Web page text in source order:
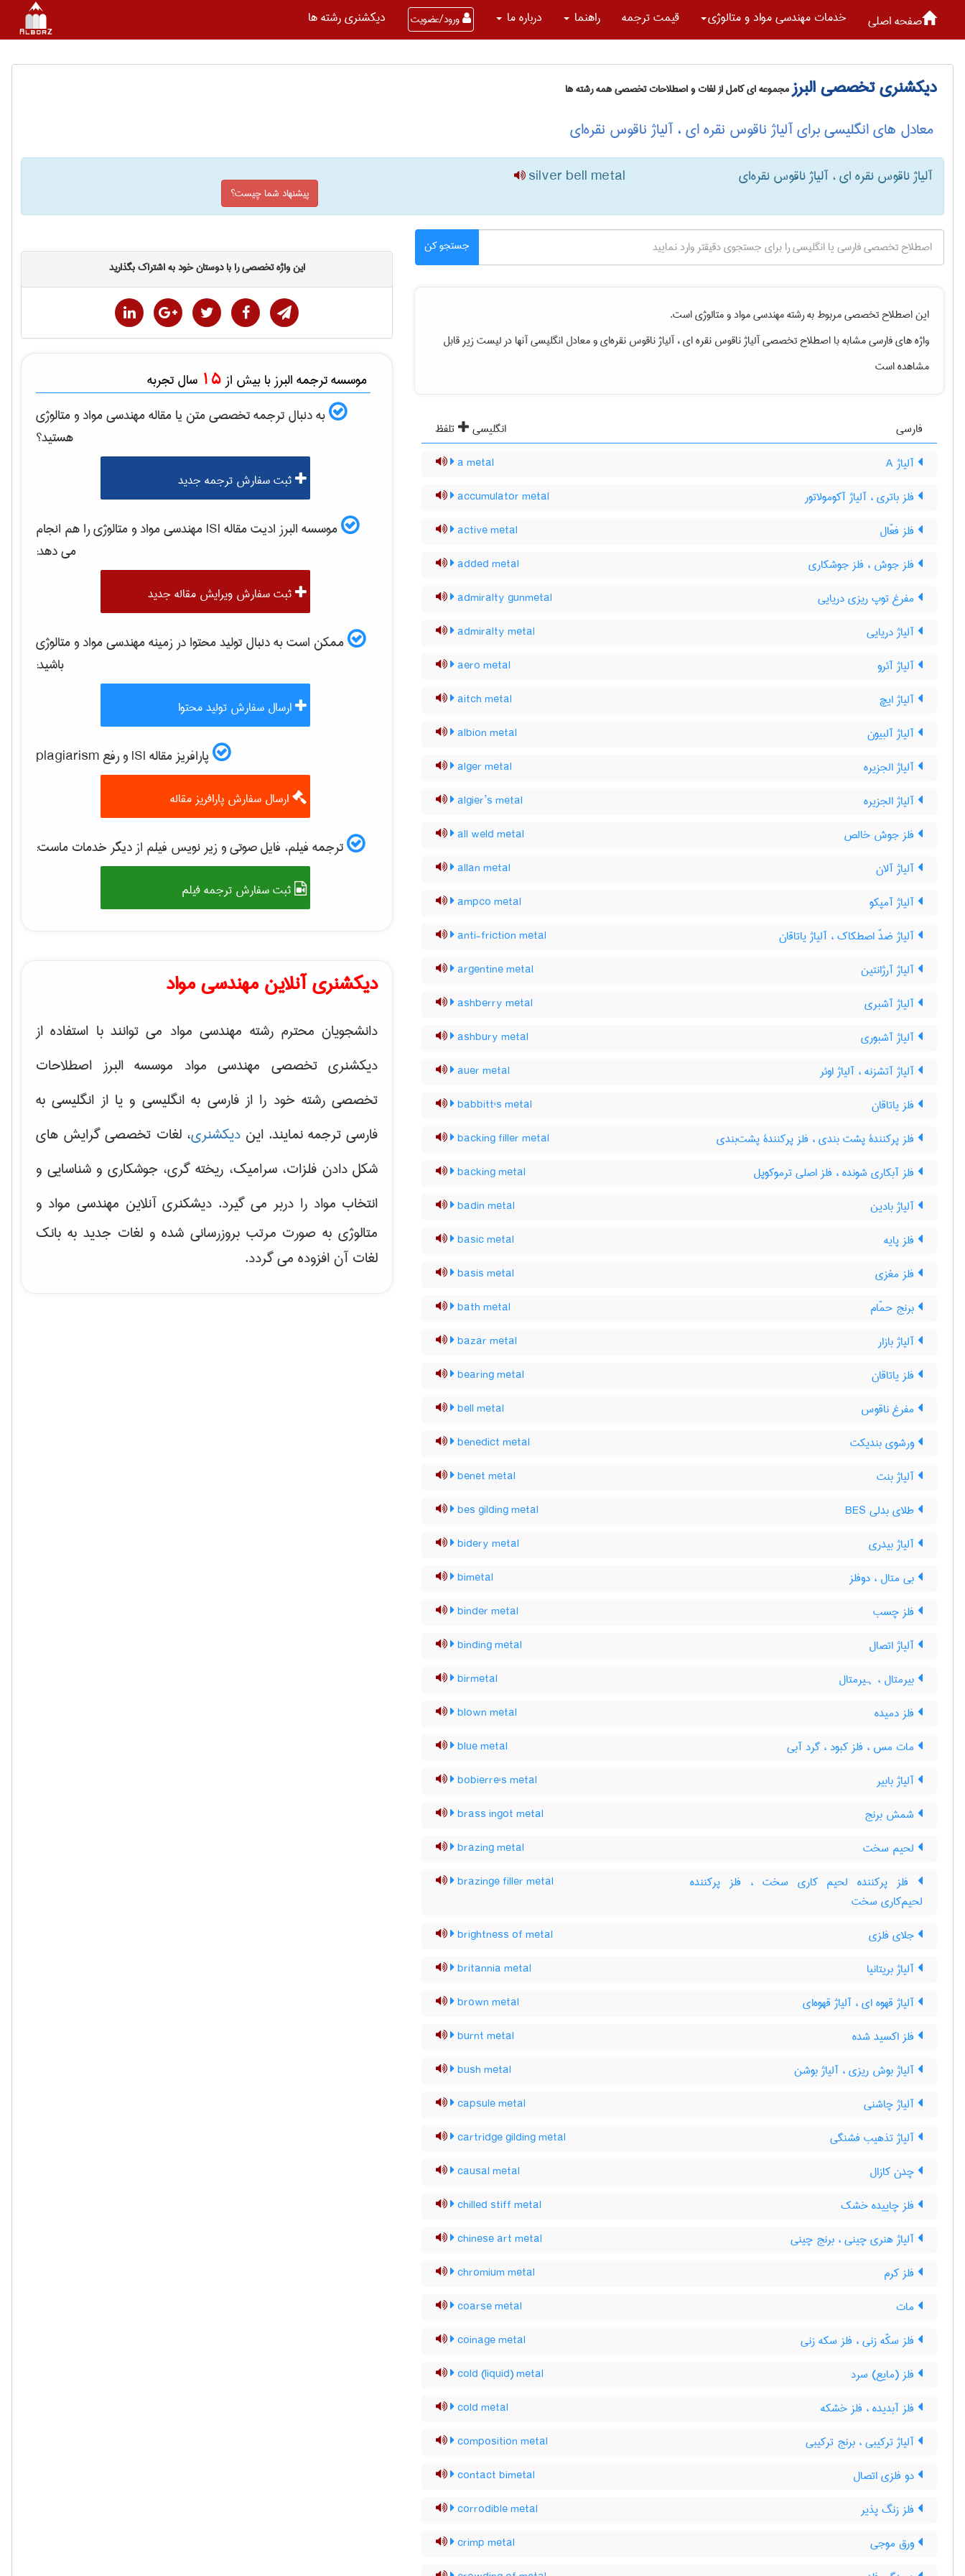
صفحه اصلی خدمات مهندسی مواد و متالوژی قیمت ترجمه راهنما درباره ما ورود/عضویت دیکشنری رشته ها
دیکشنری تخصصی البرزمجموعه ای کامل از لغات و اصطلاحات تخصصی همه رشته ها
معادل های انگلیسی برای آلیاژ ناقوس نقره ای ، آلیاژ ناقوس نقره‌ای
آلیاژ ناقوس نقره ای ، آلیاژ ناقوس نقره‌ای silver bell metal
پیشنهاد شما چیست؟
جستجو کن
این اصطلاح تخصصی مربوط به رشتهمهندسی مواد و متالوژیاست.
واژه های فارسی مشابه با اصطلاح تخصصیآلیاژ ناقوس نقره ای ، آلیاژ ناقوس نقره‌ایو معادل انگلیسی آنها در لیست زیر قابل
مشاهده است
فارسی انگلیسی
تلفظ
آلیاژ A
a metal
فلز باتری ، آلیاژ آکومولاتور accumulator metal
فلز فعّال active metal
فلز جوش ، فلز جوشکاری added metal
مفرغ توپ ریزی دریایی admiralty gunmetal
آلیاژ دریایی admiralty metal
آلیاژ آئرو aero metal
آلیاژ ایچ aitch metal
آلیاژ آلبیون albion metal
آلیاژ الجزیره alger metal
آلیاژ الجزیره algier’s metal
فلز جوش خالص all weld metal
آلیاژ آلان allan metal
آلیاژ آمپکو ampco metal
آلیاژ ضدّ اصطکاک ، آلیاژ یاتاقان anti-friction metal
آلیاژ آرژانتین argentine metal
آلیاژ آشبری ashberry metal
آلیاژ آشبوری ashbury metal
آلیاژ آتشزنه ، آلیاژ اوئر auer metal
فلز یاتاقان babbitt's metal
فلز پرکنندۀ پشت بندی ، فلز پرکنندۀ پشت‌بندی backing filler metal
فلز آبکاری شونده ، فلز اصلی ترموکوپل backing metal
آلیاژ بادین badin metal
فلز پایه basic metal
فلز مغزی basis metal
برنج حمّام bath metal
آلیاژ بازار bazar metal
فلز یاتاقان bearing metal
مفرغ ناقوس bell metal
ورشوی بندیکت benedict metal
آلیاژ بنت benet metal
طلای بدلی BES bes gilding metal
آلیاژ بیدری bidery metal
بی متال ، دوفلز bimetal
فلز چسب binder metal
آلیاژ اتصال binding metal
بیرمتال ، ہیرمتال birmetal
فلز دمیده blown metal
مات مس ، فلز کبود ، گرد آبی blue metal
آلیاژ بابیر bobierre's metal
شمش برنج brass ingot metal
لحیم سخت brazing metal
فلز پرکننده لحیم کاری سخت ، فلز پرکننده
لحیم‌کاری سخت
brazinge filler metal
جلای فلزی brightness of metal
آلیاژ بریتانیا britannia metal
آلیاژ قهوه ای ، آلیاژ قهوه‌ای brown metal
فلز اکسید شده burnt metal
آلیاژ بوش ریزی ، آلیاژ بوشن bush metal
آلیاژ چاشنی capsule metal
آلیاژ تذهیب فشنگی cartridge gilding metal
چدن کازال causal metal
فلز چاییده خشک chilled stiff metal
آلیاژ هنری چینی ، برنج چینی chinese art metal
فلز کرم chromium metal
مات coarse metal
فلز سکّه زنی ، فلز سکه زنی coinage metal
فلز (مایع) سرد cold (liquid) metal
فلز آبدیده ، فلز خشکه cold metal
آلیاژ ترکیبی ، برنج ترکیبی composition metal
دو فلزی اتصال contact bimetal
فلز زنگ پذیر corrodible metal
ورق موجی crimp metal
این واژه تخصصی را با دوستان خود به اشتراک بگذارید
موسسه ترجمه البرز با بیش از 15 سال تجربه
به دنبال ترجمه تخصصی متن یا مقالهمهندسی مواد و متالوژی
هستید؟
ثبت سفارش ترجمه جدید
موسسه البرز ادیت مقاله ISI مهندسی مواد و متالوژیرا هم انجام
می دهد:
ثبت سفارش ویرایش مقاله جدید
ممکن است به دنبال تولید محتوا در زمینهمهندسی مواد و متالوژی
باشید:
ارسال سفارش تولید محتوا
پارافریز مقاله ISI و رفع plagiarism
ارسال سفارش پارافریز مقاله
ترجمه فیلم، فایل صوتی و زیر نویس فیلم از دیگر خدمات ماست:
ثبت سفارش ترجمه فیلم
دیکشنری آنلاین مهندسی مواد
دانشجویان محترم رشته مهندسی مواد می توانند با استفاده از
دیکشنری تخصصی مهندسی مواد موسسه البرز اصطلاحات
تخصصی رشته خود را از فارسی به انگلیسی و یا از انگلیسی به
فارسی ترجمه نمایند. ایندیکشنری، لغات تخصصی گرایش های
شکل دادن فلزات، سرامیک، ریخته گری، جوشکاری و شناسایی و
انتخاب مواد را دربر می گیرد. دیشکنری آنلاین مهندسی مواد و
متالوژی به صورت مرتب بروزرسانی شده و لغات جدید به بانک
لغات آن افزوده می گردد.